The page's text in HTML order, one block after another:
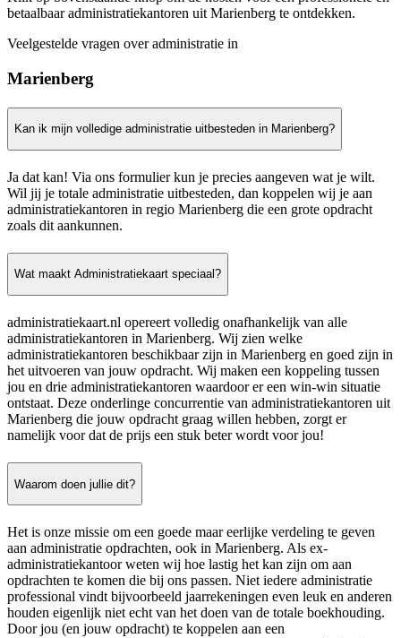
betaalbaar administratiekantoren uit Marienberg te ontdekken.
Veelgestelde vragen over administratie in
Marienberg
Kan ik mijn volledige administratie uitbesteden in Marienberg?
Ja dat kan! Via ons formulier kun je precies aangeven wat je wilt.
Wil jij je totale administratie uitbesteden, dan koppelen wij je aan
administratiekantoren in regio Marienberg die een grote opdracht
zoals dit aankunnen.
Wat maakt Administratiekaart speciaal?
administratiekaart.nl opereert volledig onafhankelijk van alle
administratiekantoren in Marienberg. Wij zien welke
administratiekantoren beschikbaar zijn in Marienberg en goed zijn in
het uitvoeren van jouw opdracht. Wij maken een koppeling tussen
jou en drie administratiekantoren waardoor er een win-win situatie
ontstaat. Deze onderlinge concurrentie van administratiekantoren uit
Marienberg die jouw opdracht graag willen hebben, zorgt er
namelijk voor dat de prijs een stuk beter wordt voor jou!
Waarom doen jullie dit?
Het is onze missie om een goede maar eerlijke verdeling te geven
aan administratie opdrachten, ook in Marienberg. Als ex-
administratiekantoor weten wij hoe lastig het kan zijn om aan
opdrachten te komen die bij ons passen. Niet iedere administratie
professional vindt bijvoorbeeld jaarrekeningen even leuk en anderen
houden eigenlijk niet echt van het doen van de totale boekhouding.
Door jou (en jouw opdracht) te koppelen aan een